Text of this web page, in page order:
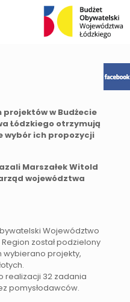
projektów w Budżecie
Łódzkiego otrzymują
ich propozycji
Marszałek Witold
województwa
Województwo
Region został podzielony
wybierano projekty,
realizacji 32 zadania
pomysłodawców.